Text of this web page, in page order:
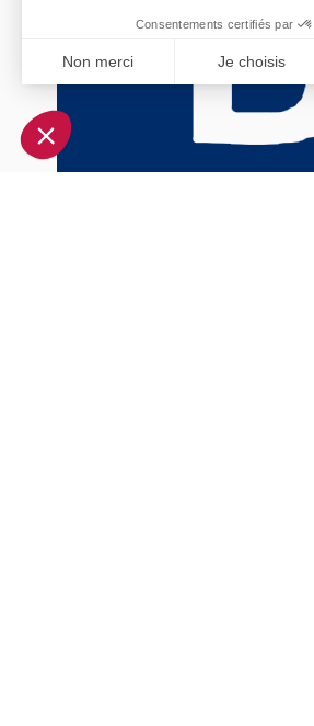
Consentements certifiés par
Non merci Je choisis
Plateforme de Gestion du
Notre plateforme vous permet